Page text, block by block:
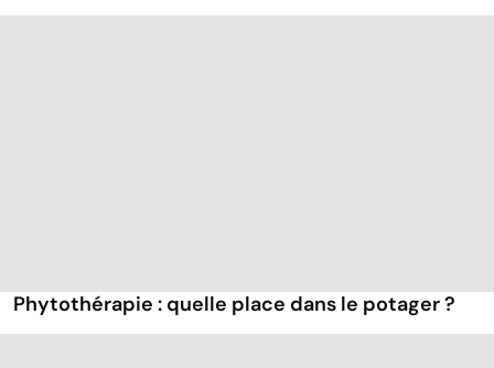
Phytothérapie : quelle place dans le potager ?